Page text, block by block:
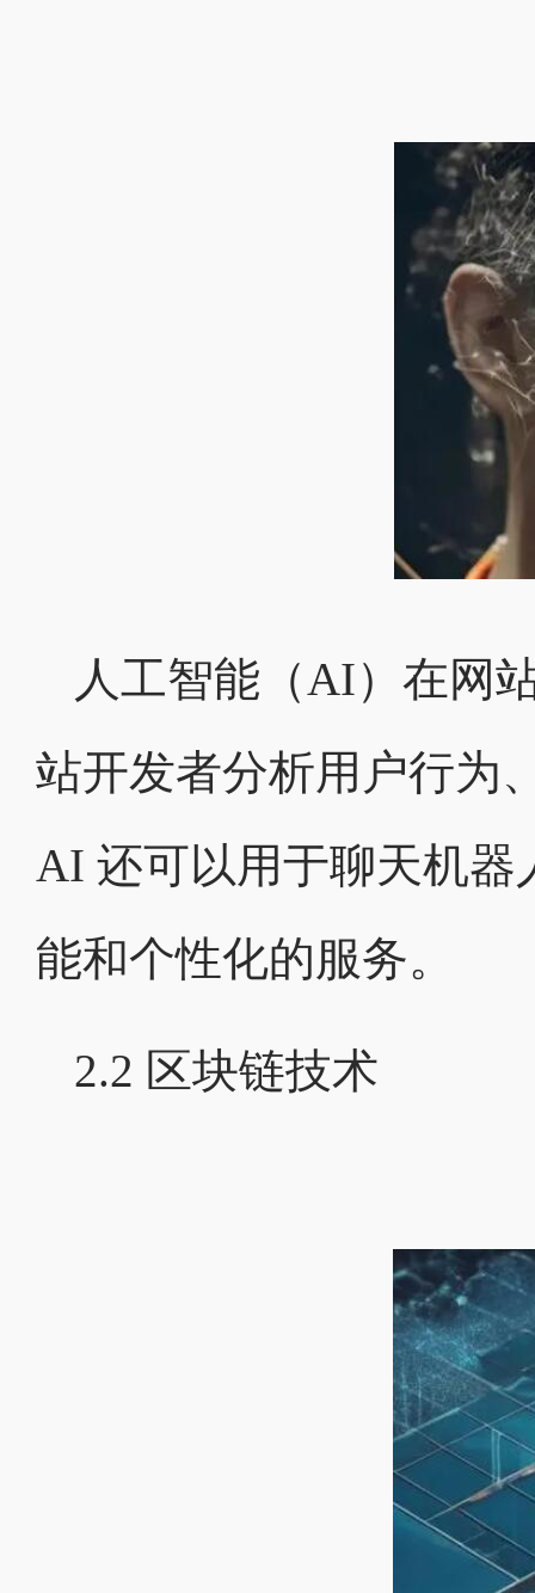
人工智能（AI）在网
站开发者分析用户行为
AI 还可以用于聊天机
能和个性化的服务。
2.2 区块链技术